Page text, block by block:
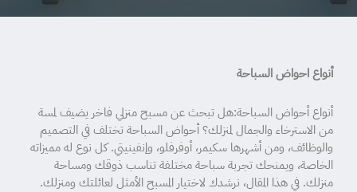
أنواع احواض السباحة
أنواع أحواض السباحة:هل تبحث عن مسبح منزلي فاخر يضيف لمسة
من الاسترخاء والجمال لمنزلك؟ أحواض السباحة تختلف في التصميم
والوظائف، ومن أشهرها سكيمر، أوفرفلو، وإنفينيتي. كل نوع له مميزاته
الخاصة، ويمنحك تجربة سباحة مختلفة تناسب ذوقك ومساحة
منزلك. في هذا المقال، نرشدك لاختيار المسبح الأمثل لعائلتك ومنزلك.